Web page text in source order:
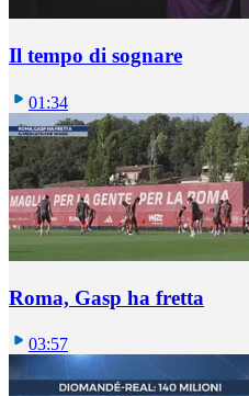
Il tempo di sognare
01:34
Roma, Gasp ha fretta
03:57